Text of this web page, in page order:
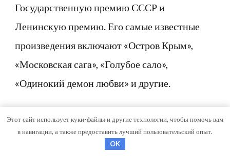
Государственную премию СССР и
Ленинскую премию. Его самые известные
произведения включают «Остров Крым»,
«Московская сага», «Голубое сало»,
«Одинокий демон любви» и другие.
Как прошла личная жизнь
Василия Аксенова?
Этот сайт использует куки-файлы и другие технологии, чтобы помочь вам
в навигации, а также предоставить лучший пользовательский опыт.
OK